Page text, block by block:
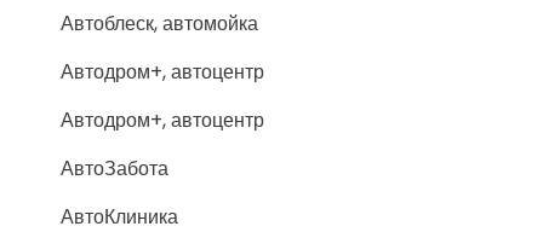
Автоблеск, автомойка
Автодром+, автоцентр
Автодром+, автоцентр
АвтоЗабота
АвтоКлиника